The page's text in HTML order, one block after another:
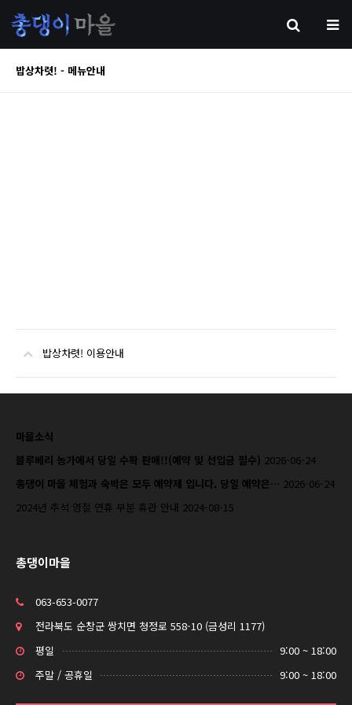
밥상차렷! - 메뉴안내
밥상차렷! 이용안내
마을소식
블루베리 농가에서 당일 수확 판매!!(예약 및 선입금 필수) 2026-06-24
총댕이 마을 체험과 숙박은 모두 예약제 입니다. 당일 예약은… 2026-06-24
2024년 추석 명절 연휴 부분 휴관 안내 2024-08-15
총댕이마을
063-653-0077
전라북도 순창군 쌍치면 청정로 558-10 (금성리 1177)
평일
9:00 ~ 18:00
주말 / 공휴일
9:00 ~ 18:00